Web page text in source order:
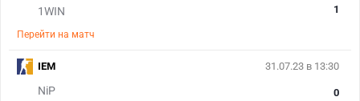
1WIN
1
Перейти на матч
31.07.23 в 13:30
NiP
0
IEM